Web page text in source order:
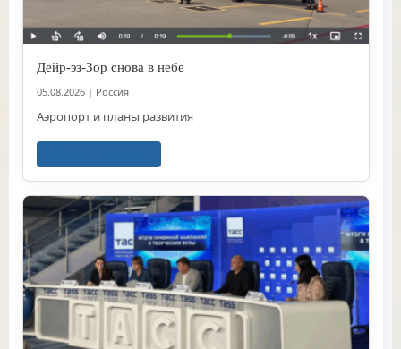
Дейр-эз-Зор снова в небе
05.08.2026 | Россия
Аэропорт и планы развития